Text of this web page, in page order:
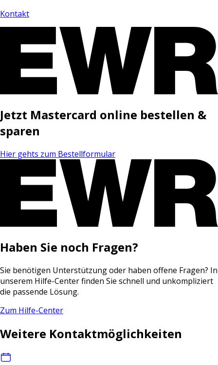
Kontakt
Jetzt Mastercard online bestellen &
sparen
Hier gehts zum Bestellformular
Haben Sie noch Fragen?
Sie benötigen Unterstützung oder haben offene Fragen? In
unserem Hilfe-Center finden Sie schnell und unkompliziert
die passende Lösung.
Zum Hilfe-Center
Weitere Kontaktmöglichkeiten